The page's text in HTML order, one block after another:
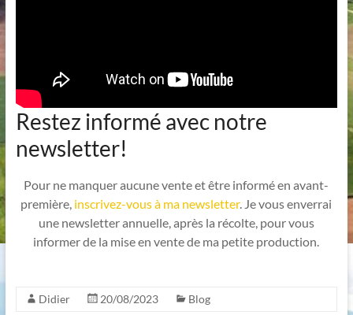
Restez informé avec notre
newsletter!
Pour ne manquer aucune vente et être informé en avant-
première, inscrivez-vous à ma newsletter. Je vous enverrai
une newsletter annuelle, après la récolte, pour vous
informer de la mise en vente de ma petite production.
Didier 20/08/2023 Blog